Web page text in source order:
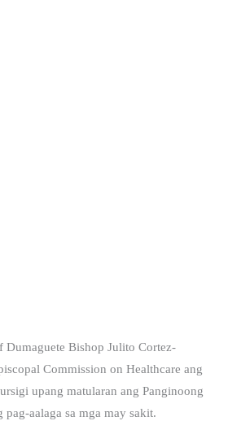
Bishop Julito Cortez-
Commission on Healthcare ang
upang matularan ang Panginoong
pag-aalaga sa mga may sakit.